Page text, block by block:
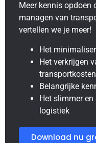
Meer kennis
managen van
vertellen we je meer!
Het
Het verkrijgen
transportkosten
Belangrijke
Het slimmer
logistiek
Download nu